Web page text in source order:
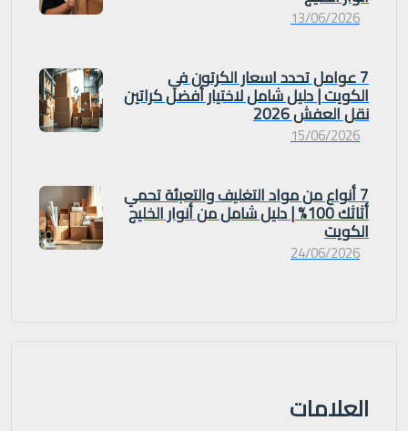
13/06/2026
7 عوامل تحدد اسعار الكرتون في
الكويت | دليل شامل لاختيار أفضل كراتين
نقل العفش 2026
15/06/2026
7 أنواع من مواد التغليف والتعبئة تحمي
أثاثك 100% | دليل شامل من أنوار الخليج
الكويت
24/06/2026
العلامات